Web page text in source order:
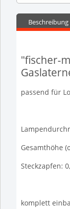
Beschreibung
"fischer-
passend für
Gesamthöhe
Steckzapfen:
komplett